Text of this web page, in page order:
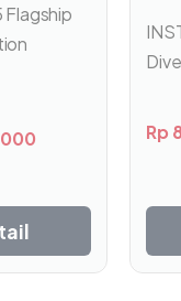
Flagship
Rp